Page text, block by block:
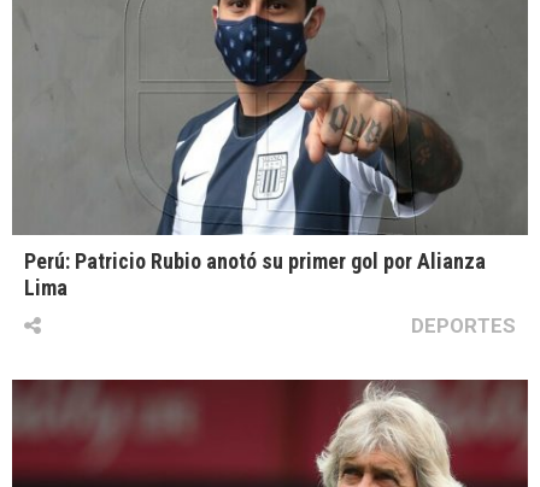
Perú: Patricio Rubio anotó su primer gol por Alianza
Lima
DEPORTES